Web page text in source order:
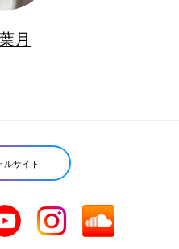
月
ルサイト